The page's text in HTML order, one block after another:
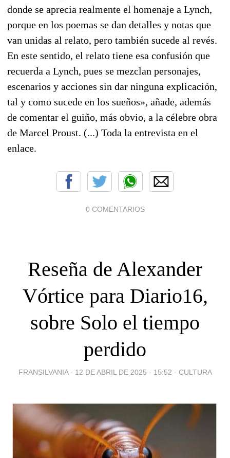
donde se aprecia realmente el homenaje a Lynch,
porque en los poemas se dan detalles y notas que
van unidas al relato, pero también sucede al revés.
En este sentido, el relato tiene esa confusión que
recuerda a Lynch, pues se mezclan personajes,
escenarios y acciones sin dar ninguna explicación,
tal y como sucede en los sueños», añade, además
de comentar el guiño, más obvio, a la célebre obra
de Marcel Proust. (...) Toda la entrevista en el
enlace.
0 COMENTARIOS
Reseña de Alexander
Vórtice para Diario16,
sobre Solo el tiempo
perdido
FRANSILVANIA - 12 DE ABRIL DE 2025 - 15:52 - CULTURA